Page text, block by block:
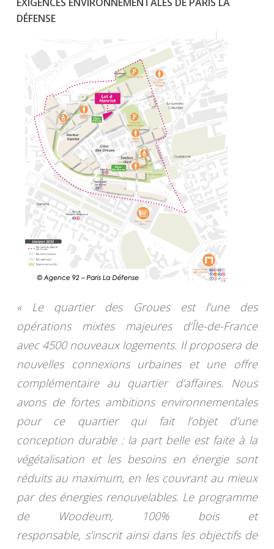
DÉFENSE
« Le quartier des Groues est l’une des
opérations mixtes majeures d’Île-de-France
avec 4500 nouveaux logements. Il proposera de
nouvelles connexions urbaines et une offre
complémentaire au quartier d’affaires. Nous
avons de fortes ambitions environnementales
pour ce quartier qui fait l’objet d’une
conception durable : la part belle est faite à la
végétalisation et les besoins en énergie sont
réduits au maximum, en les couvrant au mieux
par des énergies renouvelables. Le programme
de Woodeum, 100% bois et
responsable, s’inscrit ainsi dans les objectifs de